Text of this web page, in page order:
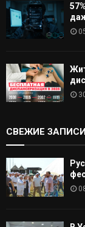
СВЕЖИЕ ЗАПИСИ